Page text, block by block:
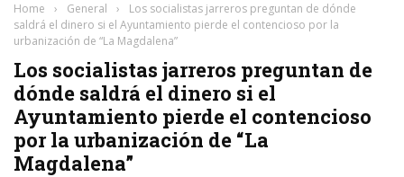
Home › General ›
Los socialistas jarreros preguntan de dónde
saldrá el dinero si el Ayuntamiento pierde el contencioso por la
urbanización de “La Magdalena”
Los socialistas jarreros preguntan de
dónde saldrá el dinero si el
Ayuntamiento pierde el contencioso
por la urbanización de “La
Magdalena”